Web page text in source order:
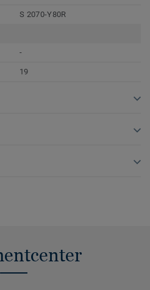
S 2070-Y80R
-
19